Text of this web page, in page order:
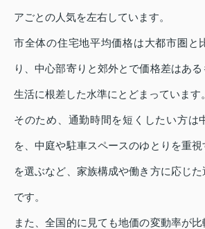
アごとの人気を左右しています。
市全体の住宅地平均価格は大都市圏と
り、中心部寄りと郊外とで価格差はあ
生活に根差した水準にとどまっています。
そのため、通勤時間を短くしたい方は
を、中庭や駐車スペースのゆとりを重
を選ぶなど、家族構成や働き方に応じ
です。
また、全国的に見ても地価の変動率が